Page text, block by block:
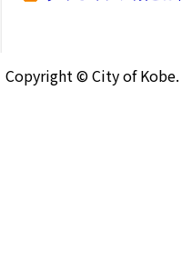
Copyright © City of